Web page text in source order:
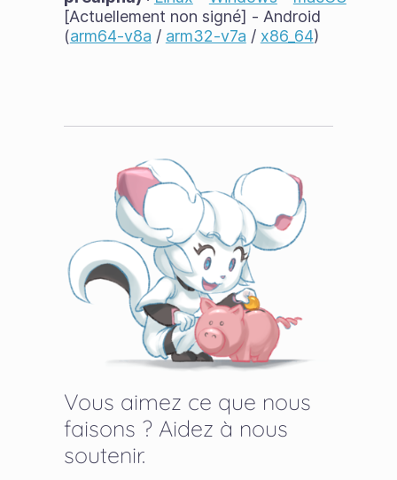
[Actuellement non signé] - Android
(arm64-v8a / arm32-v7a / x86_64)
Vous aimez ce que nous
faisons ? Aidez à nous
soutenir.